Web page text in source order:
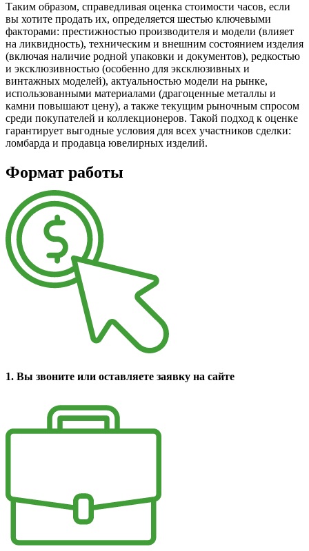
Таким образом, справедливая оценка стоимости часов, если
вы хотите продать их, определяется шестью ключевыми
факторами: престижностью производителя и модели (влияет
на ликвидность), техническим и внешним состоянием изделия
(включая наличие родной упаковки и документов), редкостью
и эксклюзивностью (особенно для эксклюзивных и
винтажных моделей), актуальностью модели на рынке,
использованными материалами (драгоценные металлы и
камни повышают цену), а также текущим рыночным спросом
среди покупателей и коллекционеров. Такой подход к оценке
гарантирует выгодные условия для всех участников сделки:
ломбарда и продавца ювелирных изделий.
Формат работы
1. Вы звоните или оставляете заявку на сайте